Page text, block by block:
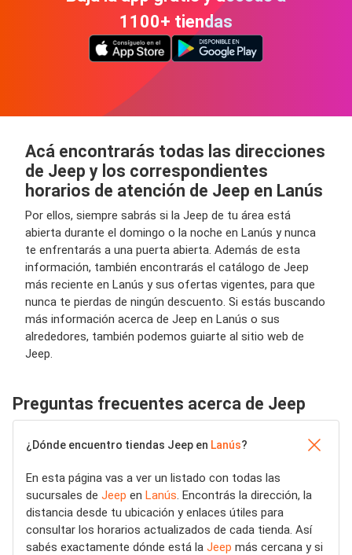
1100+ tiendas
Acá encontrarás todas las direcciones
de Jeep y los correspondientes
horarios de atención de Jeep en Lanús
Por ellos, siempre sabrás si la Jeep de tu área está
abierta durante el domingo o la noche en Lanús y nunca
te enfrentarás a una puerta abierta. Además de esta
información, también encontrarás el catálogo de Jeep
más reciente en Lanús y sus ofertas vigentes, para que
nunca te pierdas de ningún descuento. Si estás buscando
más información acerca de Jeep en Lanús o sus
alrededores, también podemos guiarte al sitio web de
Jeep.
Preguntas frecuentes acerca de Jeep
¿Dónde encuentro tiendas Jeep en Lanús?
En esta página vas a ver un listado con todas las
sucursales de Jeep en Lanús. Encontrás la dirección, la
distancia desde tu ubicación y enlaces útiles para
consultar los horarios actualizados de cada tienda. Así
sabés exactamente dónde está la Jeep más cercana y si